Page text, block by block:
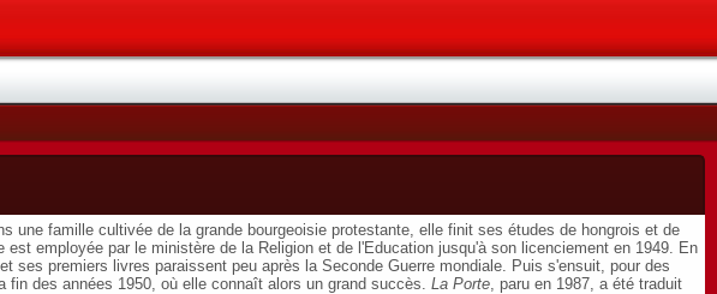
une famille cultivée de la grande bourgeoisie protestante, elle finit ses études de hongrois et de
employée par le ministère de la Religion et de l'Education jusqu'à son licenciement en 1949. En
premiers livres paraissent peu après la Seconde Guerre mondiale. Puis s'ensuit, pour des
fin des années 1950, où elle connaît alors un grand succès.La Porte, paru en 1987, a été traduit